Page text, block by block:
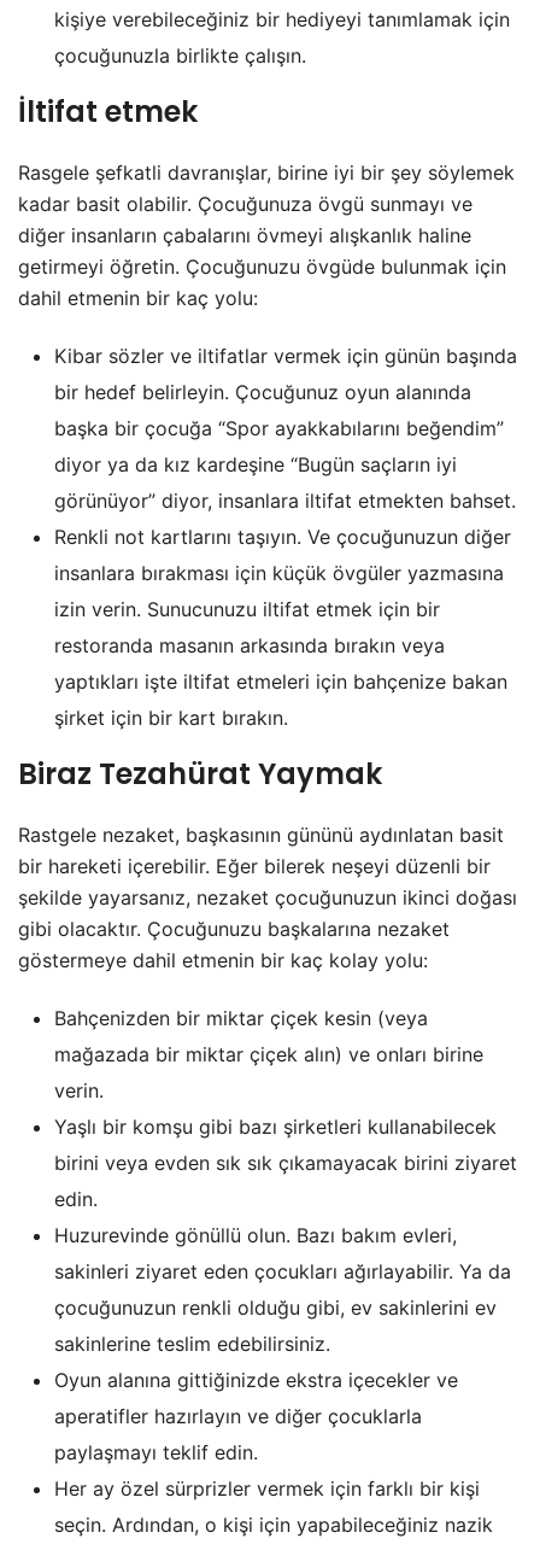
kişiye verebileceğiniz bir hediyeyi tanımlamak için
çocuğunuzla birlikte çalışın.
İltifat etmek
Rasgele şefkatli davranışlar, birine iyi bir şey söylemek
kadar basit olabilir. Çocuğunuza övgü sunmayı ve
diğer insanların çabalarını övmeyi alışkanlık haline
getirmeyi öğretin. Çocuğunuzu övgüde bulunmak için
dahil etmenin bir kaç yolu:
Kibar sözler ve iltifatlar vermek için günün başında
bir hedef belirleyin. Çocuğunuz oyun alanında
başka bir çocuğa “Spor ayakkabılarını beğendim”
diyor ya da kız kardeşine “Bugün saçların iyi
görünüyor” diyor, insanlara iltifat etmekten bahset.
Renkli not kartlarını taşıyın. Ve çocuğunuzun diğer
insanlara bırakması için küçük övgüler yazmasına
izin verin. Sunucunuzu iltifat etmek için bir
restoranda masanın arkasında bırakın veya
yaptıkları işte iltifat etmeleri için bahçenize bakan
şirket için bir kart bırakın.
Biraz Tezahürat Yaymak
Rastgele nezaket, başkasının gününü aydınlatan basit
bir hareketi içerebilir. Eğer bilerek neşeyi düzenli bir
şekilde yayarsanız, nezaket çocuğunuzun ikinci doğası
gibi olacaktır. Çocuğunuzu başkalarına nezaket
göstermeye dahil etmenin bir kaç kolay yolu:
Bahçenizden bir miktar çiçek kesin (veya
mağazada bir miktar çiçek alın) ve onları birine
verin.
Yaşlı bir komşu gibi bazı şirketleri kullanabilecek
birini veya evden sık sık çıkamayacak birini ziyaret
edin.
Huzurevinde gönüllü olun. Bazı bakım evleri,
sakinleri ziyaret eden çocukları ağırlayabilir. Ya da
çocuğunuzun renkli olduğu gibi, ev sakinlerini ev
sakinlerine teslim edebilirsiniz.
Oyun alanına gittiğinizde ekstra içecekler ve
aperatifler hazırlayın ve diğer çocuklarla
paylaşmayı teklif edin.
Her ay özel sürprizler vermek için farklı bir kişi
seçin. Ardından, o kişi için yapabileceğiniz nazik